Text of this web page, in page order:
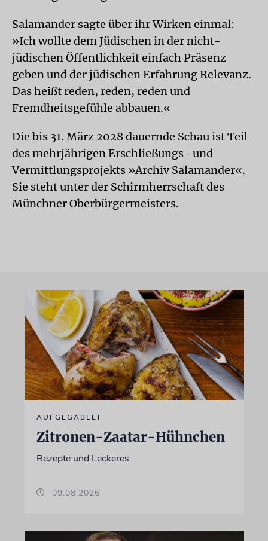
Salamander sagte über ihr Wirken einmal:
»Ich wollte dem Jüdischen in der nicht-
jüdischen Öffentlichkeit einfach Präsenz
geben und der jüdischen Erfahrung Relevanz.
Das heißt reden, reden, reden und
Fremdheitsgefühle abbauen.«
Die bis 31. März 2028 dauernde Schau ist Teil
des mehrjährigen Erschließungs- und
Vermittlungsprojekts »Archiv Salamander«.
Sie steht unter der Schirmherrschaft des
Münchner Oberbürgermeisters.
AUFGEGABELT
Zitronen-Zaatar-Hühnchen
Rezepte und Leckeres
09.08.2026